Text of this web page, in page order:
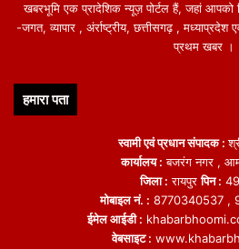
खबरभूमि एक प्रादेशिक न्यूज़ पोर्टल हैं, जहां
-जगत, व्यापार , अंर्राष्ट्रीय, छत्तीसगढ़ , मध्याप्रदेश
प्रथम खबर ।
हमारा पता
स्वामी एवं प्रधान संपादक :
कार्यालय : बजरंग नगर ,
जिला : रायपुरपिन :
मोबाइल नं. : 8770340537 ,
ईमेल आईडी :
वेबसाइट :